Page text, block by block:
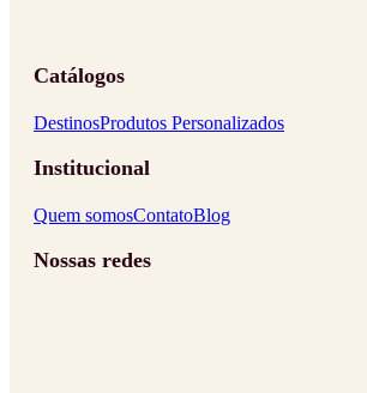
Catálogos
DestinosProdutos Personalizados
Institucional
Quem somosContatoBlog
Nossas redes